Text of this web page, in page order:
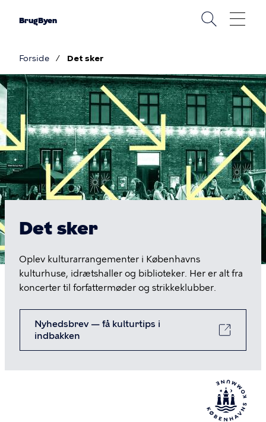
BrugByen
Brødkrumme
Forside Det sker
Det
sker
Det sker
Oplev kulturarrangementer i Københavns
kulturhuse, idrætshaller og biblioteker. Her er alt fra
koncerter til forfattermøder og strikkeklubber.
Nyhedsbrev — få kulturtips i
indbakken